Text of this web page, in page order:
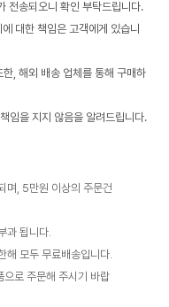
전송되오니 확인 부탁드립니다.
대한 책임은 고객에게 있습니
, 해외 배송 업체를 통해 구매하
임을 지지 않음을 알려드립니다.
며, 5만원 이상의 주문건
과 됩니다.
해 모두 무료배송입니다.
으로 주문해 주시기 바랍